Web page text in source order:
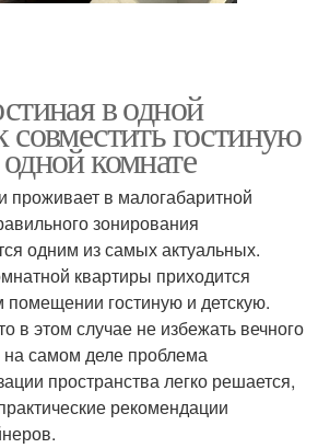
в одной
совместить гостиную
комнате
проживает в малогабаритной
зонирования
одним из самых актуальных.
квартиры приходится
помещении гостиную и детскую.
в этом случае не избежать вечного
на самом деле проблема
пространства легко решается,
рекомендации